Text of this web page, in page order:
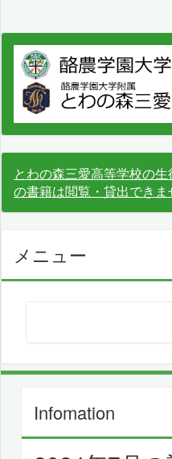
とわの森三愛高等学校の
の書籍は閲覧・貸出できま
メニュー
Infomation